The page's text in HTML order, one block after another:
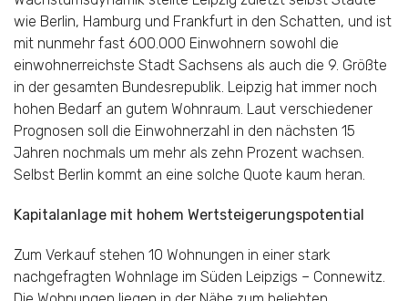
wie Berlin, Hamburg und Frankfurt in den Schatten, und ist
mit nunmehr fast 600.000 Einwohnern sowohl die
einwohnerreichste Stadt Sachsens als auch die 9. Größte
in der gesamten Bundesrepublik. Leipzig hat immer noch
hohen Bedarf an gutem Wohnraum. Laut verschiedener
Prognosen soll die Einwohnerzahl in den nächsten 15
Jahren nochmals um mehr als zehn Prozent wachsen.
Selbst Berlin kommt an eine solche Quote kaum heran.
Kapitalanlage mit hohem Wertsteigerungspotential
Zum Verkauf stehen 10 Wohnungen in einer stark
nachgefragten Wohnlage im Süden Leipzigs – Connewitz.